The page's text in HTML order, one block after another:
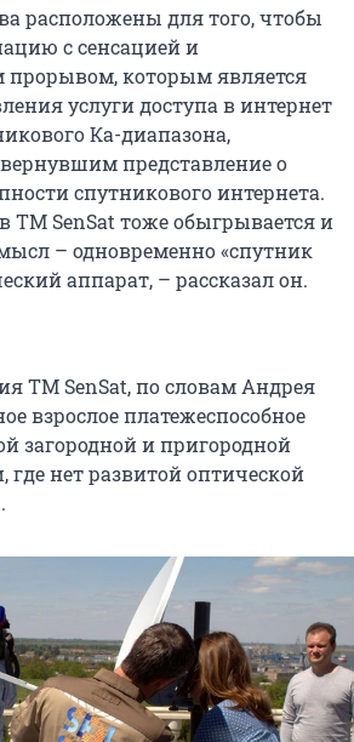
расположены для того, чтобы
с сенсацией и
прорывом, которым является
услуги доступа в интернет
Ка-диапазона,
представление о
спутникового интернета.
ТМ SenSat тоже обыгрывается и
– одновременно «спутник
аппарат, – рассказал он.
ТМ SenSat, по словам Андрея
взрослое платежеспособное
загородной и пригородной
где нет развитой оптической